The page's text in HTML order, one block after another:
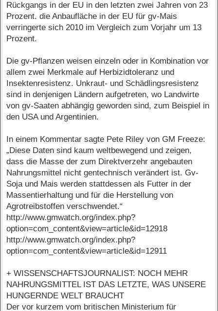
Rückgangs in der EU in den letzten zwei Jahren von 23
Prozent. die Anbaufläche in der EU für gv-Mais
verringerte sich 2010 im Vergleich zum Vorjahr um 13
Prozent.
Die gv-Pflanzen weisen einzeln oder in Kombination vor
allem zwei Merkmale auf Herbizidtoleranz und
Insektenresistenz. Unkraut- und Schädlingsresistenz
sind in denjenigen Ländern aufgetreten, wo Landwirte
von gv-Saaten abhängig geworden sind, zum Beispiel in
den USA und Argentinien.
In einem Kommentar sagte Pete Riley von GM Freeze:
„Diese Daten sind kaum weltbewegend und zeigen,
dass die Masse der zum Direktverzehr angebauten
Nahrungsmittel nicht gentechnisch verändert ist. Gv-
Soja und Mais werden stattdessen als Futter in der
Massentierhaltung und für die Herstellung von
Agrotreibstoffen verschwendet.“
http://www.gmwatch.org/index.php?
option=com_content&view=article&id=12918
http://www.gmwatch.org/index.php?
option=com_content&view=article&id=12911
+ WISSENSCHAFTSJOURNALIST: NOCH MEHR
NAHRUNGSMITTEL IST DAS LETZTE, WAS UNSERE
HUNGERNDE WELT BRAUCHT
Der vor kurzem vom britischen Ministerium für